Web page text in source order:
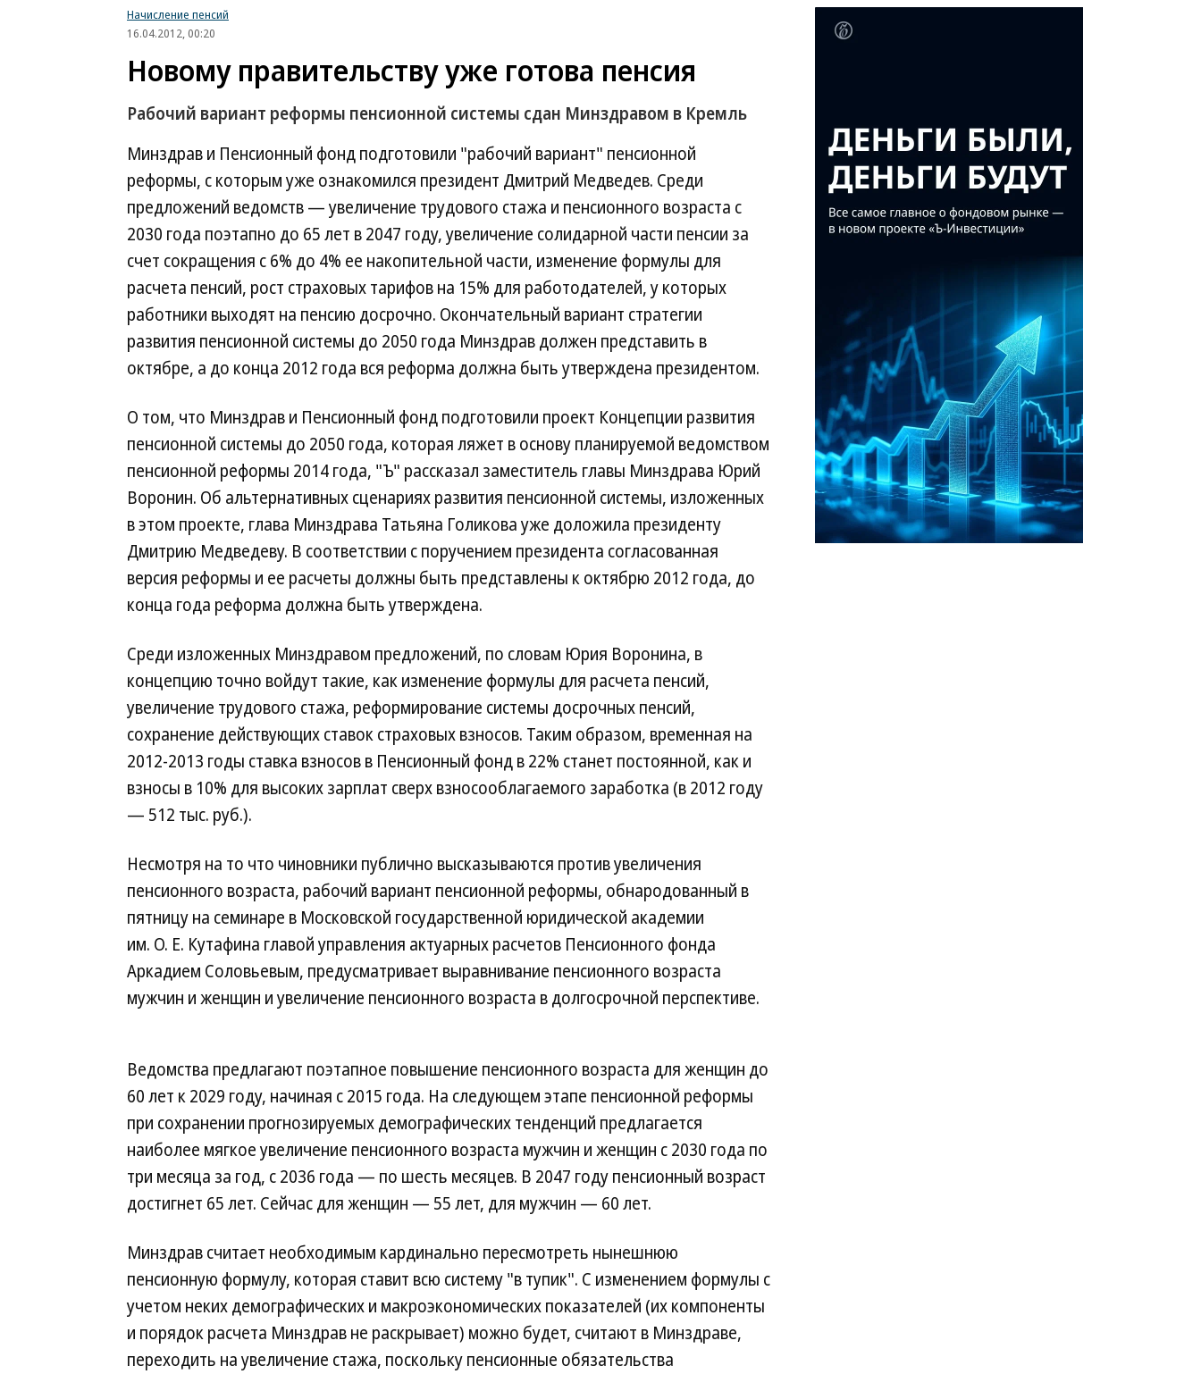
Начисление пенсий
16.04.2012, 00:20
Новому правительству уже готова пенсия
Рабочий вариант реформы пенсионной системы сдан Минздравом в Кремль
Минздрав и Пенсионный фонд подготовили "рабочий вариант" пенсионной
реформы, с которым уже ознакомился президент Дмитрий Медведев. Среди
предложений ведомств — увеличение трудового стажа и пенсионного возраста с
2030 года поэтапно до 65 лет в 2047 году, увеличение солидарной части пенсии за
счет сокращения с 6% до 4% ее накопительной части, изменение формулы для
расчета пенсий, рост страховых тарифов на 15% для работодателей, у которых
работники выходят на пенсию досрочно. Окончательный вариант стратегии
развития пенсионной системы до 2050 года Минздрав должен представить в
октябре, а до конца 2012 года вся реформа должна быть утверждена президентом.
О том, что Минздрав и Пенсионный фонд подготовили проект Концепции развития
пенсионной системы до 2050 года, которая ляжет в основу планируемой ведомством
пенсионной реформы 2014 года, "Ъ" рассказал заместитель главы Минздрава Юрий
Воронин. Об альтернативных сценариях развития пенсионной системы, изложенных
в этом проекте, глава Минздрава Татьяна Голикова уже доложила президенту
Дмитрию Медведеву. В соответствии с поручением президента согласованная
версия реформы и ее расчеты должны быть представлены к октябрю 2012 года, до
конца года реформа должна быть утверждена.
Среди изложенных Минздравом предложений, по словам Юрия Воронина, в
концепцию точно войдут такие, как изменение формулы для расчета пенсий,
увеличение трудового стажа, реформирование системы досрочных пенсий,
сохранение действующих ставок страховых взносов. Таким образом, временная на
2012-2013 годы ставка взносов в Пенсионный фонд в 22% станет постоянной, как и
взносы в 10% для высоких зарплат сверх взносооблагаемого заработка (в 2012 году
— 512 тыс. руб.).
Несмотря на то что чиновники публично высказываются против увеличения
пенсионного возраста, рабочий вариант пенсионной реформы, обнародованный в
пятницу на семинаре в Московской государственной юридической академии
им. О. Е. Кутафина главой управления актуарных расчетов Пенсионного фонда
Аркадием Соловьевым, предусматривает выравнивание пенсионного возраста
мужчин и женщин и увеличение пенсионного возраста в долгосрочной перспективе.
Ведомства предлагают поэтапное повышение пенсионного возраста для женщин до
60 лет к 2029 году, начиная с 2015 года. На следующем этапе пенсионной реформы
при сохранении прогнозируемых демографических тенденций предлагается
наиболее мягкое увеличение пенсионного возраста мужчин и женщин с 2030 года по
три месяца за год, с 2036 года — по шесть месяцев. В 2047 году пенсионный возраст
достигнет 65 лет. Сейчас для женщин — 55 лет, для мужчин — 60 лет.
Минздрав считает необходимым кардинально пересмотреть нынешнюю
пенсионную формулу, которая ставит всю систему "в тупик". С изменением формулы с
учетом неких демографических и макроэкономических показателей (их компоненты
и порядок расчета Минздрав не раскрывает) можно будет, считают в Минздраве,
переходить на увеличение стажа, поскольку пенсионные обязательства